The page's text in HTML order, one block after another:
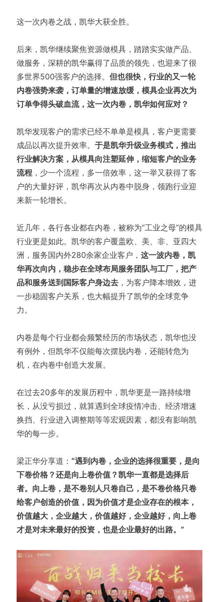
这一次内卷之战，凯华大获全胜。
后来，凯华继续聚焦资源做模具，踏踏实实做产品、
做服务，深耕的凯华赢得了品质的领先，也迎来了很
多世界500强客户的选择。 但也很快，行业的又一轮
内卷强势来袭，订单量的增速放缓，模具企业再次为
订单争得头破血流，这一次内卷，凯华如何应对？
凯华发现客户的需求已经不单单是模具，客户更需要
成品以再次提升效率。 于是凯华升级业务模式，推出
行业解决方案，从模具向注塑延伸，缩短客户的业务
流程，少一个流程，多一倍效率，这一举又获得了客
户的大量好评，凯华再次从内卷中脱身，领跑行业迎
来新一轮增长。
近几年，各行各业都在内卷，被称为“工业之母”的模具
行业更是如此。凯华的客户覆盖欧、美、非、亚四大
洲，服务国内外280余家企业客户， 这一波内卷，凯
华再次向内，稳步在全球布局服务团队与工厂，把产
品和服务送到国际客户身边去，为客户降本增效，进
一步稳固客户关系，也大幅提升了凯华的全球竞争
力。
内卷是每个行业都会频繁经历的市场状态，凯华也没
有例外，但凯华不仅能每次摆脱内卷，还能转危为
机，在内卷中创造大发展。
在过去20多年的发展历程中，凯华更是一路持续增
长，从没亏损过，就算遇到全球疫情冲击、经济增速
换挡、行业进入调整期等等宏观因素，都没有影响凯
华的每一步。
梁正华分享道： “遇到内卷，企业的选择很重要，是向
下卷价格？还是向上卷价值？凯华一直都是选择后
者。向上卷，是不卷别人只卷自己，是不卷价格只卷
给客户创造的价值，因为价值才是企业存在的根本，
价值越大，企业越大，价值越好，企业越好，向上卷
才是对未来最好的投资，也是企业最好的出路。”